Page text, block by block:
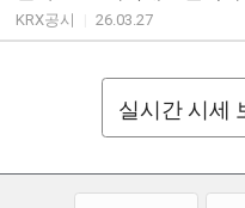
KRX공시 26.03.27
실시간 시세